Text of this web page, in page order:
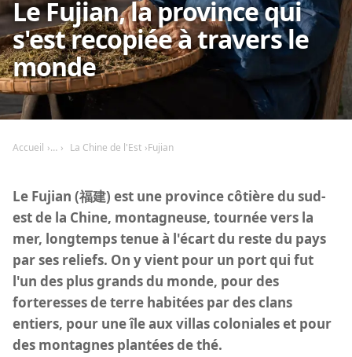
Le Fujian, la province qui
s'est recopiée à travers le
monde
Accueil La Chine de l'Est Fujian
Le Fujian (福建) est une province côtière du sud-
est de la Chine, montagneuse, tournée vers la
mer, longtemps tenue à l'écart du reste du pays
par ses reliefs. On y vient pour un port qui fut
l'un des plus grands du monde, pour des
forteresses de terre habitées par des clans
entiers, pour une île aux villas coloniales et pour
des montagnes plantées de thé.